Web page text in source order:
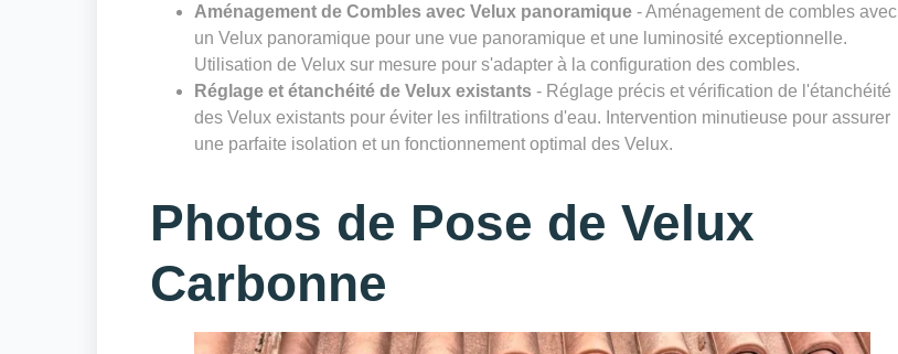
Aménagement de Combles avec Velux panoramique - Aménagement de combles avec
un Velux panoramique pour une vue panoramique et une luminosité exceptionnelle.
Utilisation de Velux sur mesure pour s'adapter à la configuration des combles.
Réglage et étanchéité de Velux existants - Réglage précis et vérification de l'étanchéité
des Velux existants pour éviter les infiltrations d'eau. Intervention minutieuse pour assurer
une parfaite isolation et un fonctionnement optimal des Velux.
Photos de Pose de Velux
Carbonne